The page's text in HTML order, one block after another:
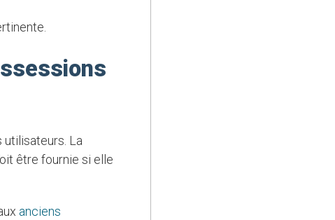
utilisateurs. La
être fournie si elle
anciens